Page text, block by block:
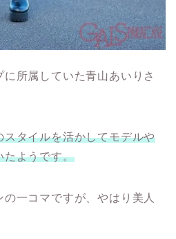
所属していた青山あいりさ
タイルを活かしてモデルや
たようです。
一コマですが、やはり美人